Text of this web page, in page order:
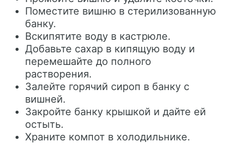
Поместите вишню в стерилизованную
банку.
Вскипятите воду в кастрюле.
Добавьте сахар в кипящую воду и
перемешайте до полного
растворения.
Залейте горячий сироп в банку с
вишней.
Закройте банку крышкой и дайте ей
остыть.
Храните компот в холодильнике.